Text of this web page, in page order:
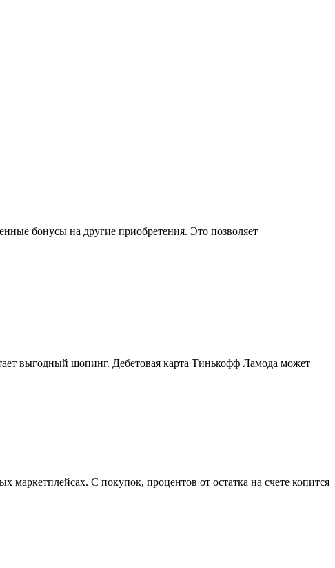
бонусы на другие приобретения. Это позволяет
выгодный шопинг. Дебетовая карта Тинькофф Ламода может
С покупок, процентов от остатка на счете копится